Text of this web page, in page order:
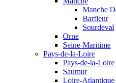
Manche
Barfleur
Sourdeval
Orne
Seine-Maritime
Pays-de-la-Loire
Pays-de-la-Loire
Saumur
Loire-Atlantique